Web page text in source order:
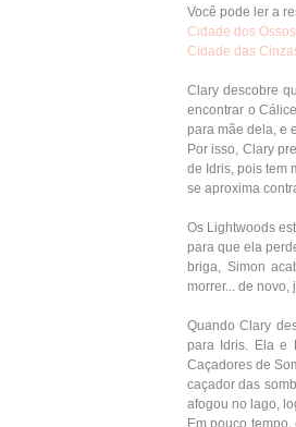
Você pode ler a
Cidade dos Ossos
Cidade das
Clary descobre
encontrar o
para mãe dela, e
Por isso, Clary
de Idris, pois tem
se aproxima
Os Lightwoods
para que ela
briga, Simon
morrer... de novo,
Quando Clary
para Idris. Ela e
Caçadores de
caçador das
afogou no lago,
Em pouco